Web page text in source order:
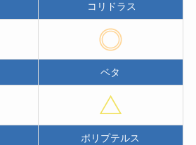
コリドラス
ベタ
ポリプテルス